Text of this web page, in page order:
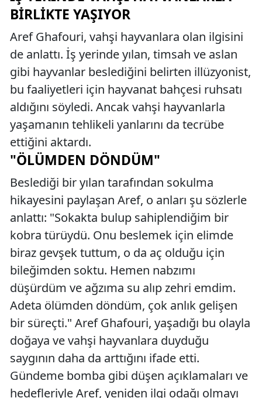
BIRLIKTE YAŞIYOR
Aref Ghafouri, vahşi hayvanlara olan ilgisini
de anlattı. İş yerinde yılan, timsah ve aslan
gibi hayvanlar beslediğini belirten illüzyonist,
bu faaliyetleri için hayvanat bahçesi ruhsatı
aldığını söyledi. Ancak vahşi hayvanlarla
yaşamanın tehlikeli yanlarını da tecrübe
ettiğini aktardı.
"ÖLÜMDEN DÖNDÜM"
Beslediği bir yılan tarafından sokulma
hikayesini paylaşan Aref, o anları şu sözlerle
anlattı: "Sokakta bulup sahiplendiğim bir
kobra türüydü. Onu beslemek için elimde
biraz gevşek tuttum, o da aç olduğu için
bileğimden soktu. Hemen nabzımı
düşürdüm ve ağzıma su alıp zehri emdim.
Adeta ölümden döndüm, çok anlık gelişen
bir süreçti." Aref Ghafouri, yaşadığı bu olayla
doğaya ve vahşi hayvanlara duyduğu
saygının daha da arttığını ifade etti.
Gündeme bomba gibi düşen açıklamaları ve
hedefleriyle Aref, yeniden ilgi odağı olmayı